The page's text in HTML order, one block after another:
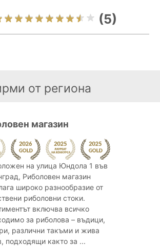
(5)
от региона
магазин
на улица Юндола 1 във
Риболовен магазин
широко разнообразие от
риболовни стоки.
включва всичко
за риболова – въдици,
различни такъми и жива
подходящи както за ...